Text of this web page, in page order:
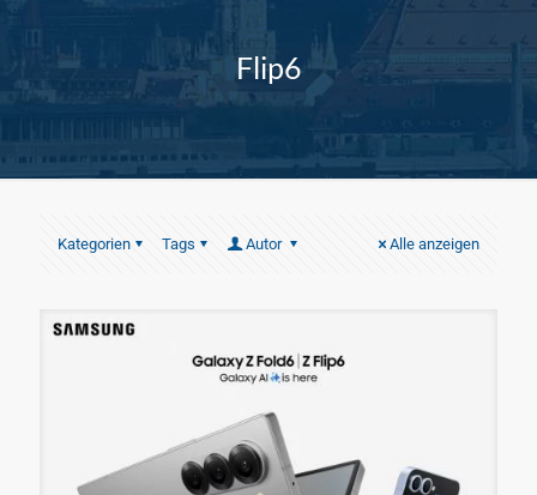
Flip6
Kategorien Tags Autor Alle anzeigen